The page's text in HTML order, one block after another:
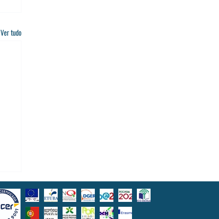
Ver tudo